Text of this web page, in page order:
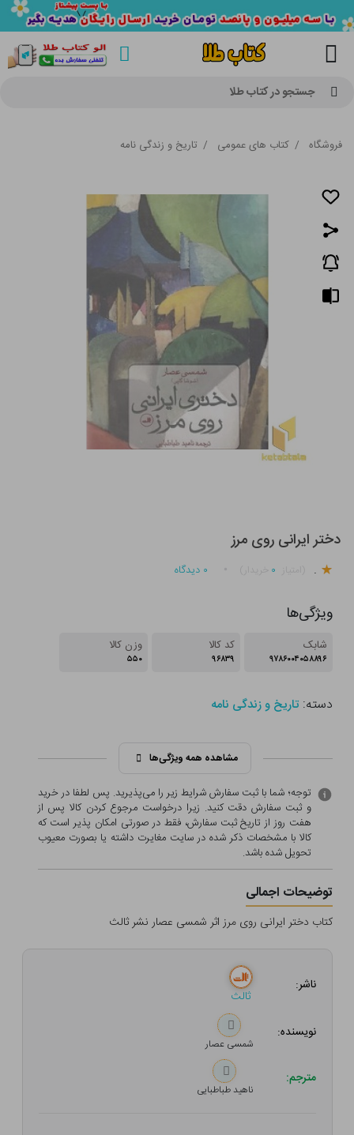
جستجو در کتاب طلا
فروشگاه / کتاب های عمومی / تاریخ و زندگی نامه
دختر ایرانی روی مرز
. ۰ ۰ دیدگاه
ویژگی‌ها
شابک
۹۷۸۶۰۰۴۰۵۸۸۹۶
کد کالا
۹۶۸۳۹
وزن کالا
۵۵۰
دسته:تاریخ و زندگی نامه
مشاهده همه ویژگی‌ها
توجه؛ شما با ثبت سفارش شرایط زیر را می‌پذیرید. پس لطفا در خرید
و ثبت سفارش دقت کنید. زیرا درخواست مرجوع کردن کالا پس از
هفت روز از تاریخ ثبت سفارش، فقط در صورتی امکان پذیر است که
کالا با مشخصات ذکر شده در سایت مغایرت داشته یا بصورت معيوب
تحویل شده باشد.
توضیحات اجمالی
کتاب دختر ایرانی روی مرز اثر شمسی عصار نشر ثالث
ناشر:
ثالث
نویسنده:
شمسی عصار
مترجم:
ناهید طباطبایی